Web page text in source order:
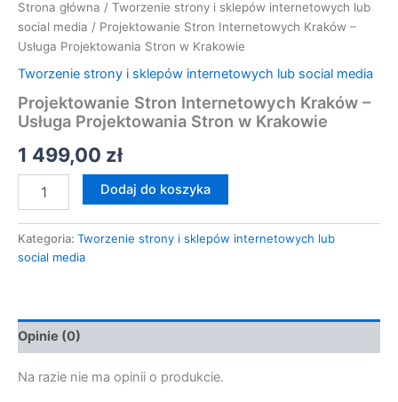
Strona główna / Tworzenie strony i sklepów internetowych lub
social media / Projektowanie Stron Internetowych Kraków –
Usługa Projektowania Stron w Krakowie
Tworzenie strony i sklepów internetowych lub social media
Projektowanie Stron Internetowych Kraków –
Usługa Projektowania Stron w Krakowie
1 499,00 zł
Dodaj do koszyka
Kategoria: Tworzenie strony i sklepów internetowych lub
social media
Opinie (0)
Na razie nie ma opinii o produkcie.